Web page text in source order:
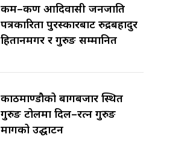
कर्म–कर्ण आदिवासी जनजाति
पत्रकारिता पुरस्कारबाट रुद्रबहादुर
हितानमगर र गुरुङ सम्मानित
काठमाण्डौको बागबजार स्थित
गुरुङ टोलमा दिल–रत्न गुरुङ
मार्गको उद्घाटन